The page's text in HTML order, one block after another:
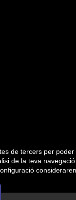
de tercers per
de la teva